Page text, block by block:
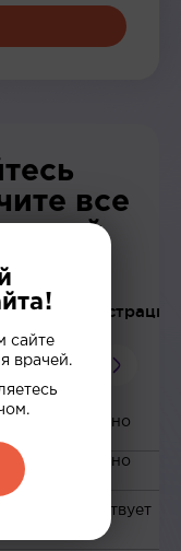
все
До регистрации
сайте
врачей.